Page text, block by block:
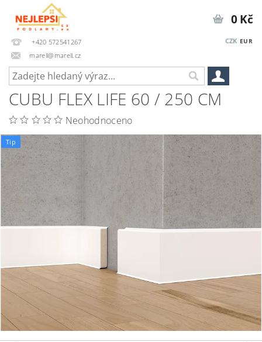
+420 572541267
marell@marell.cz
CZK EUR
0 Kč
CUBU FLEX LIFE 60 / 250 CM
Neohodnoceno
Tip